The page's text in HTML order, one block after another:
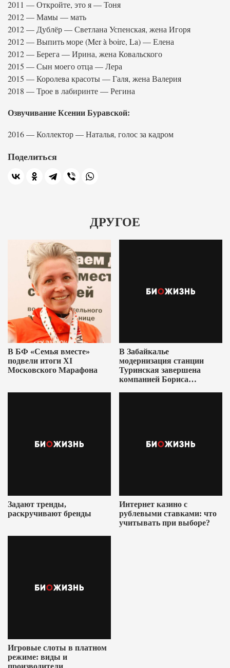
2011 — Откройте, это я — Тоня
2012 — Мамы — мать
2012 — Дублёр — Светлана Успенская, жена Игоря
2012 — Выпить море (Mer à boire, La) — Елена
2012 — Берега — Ирина, жена Ковальского
2015 — Сын моего отца — Лера
2015 — Королева красоты — Галя, жена Валерия
2018 — Трое в лабиринте — Регина
Озвучивание Ксении Буравской:
2016 — Коллектор — Наталья, голос за кадром
Поделиться
ДРУГОЕ
В БФ «Семья вместе»
подвели итоги XI
Московского Марафона
В Забайкалье
модернизация станции
Туринская завершена
компанией Бориса
Задают тренды,
раскручивают бренды
Интернет казино с
рублевыми ставками: что
учитывать при выборе?
Игровые слоты в платном
режиме: виды и
производители